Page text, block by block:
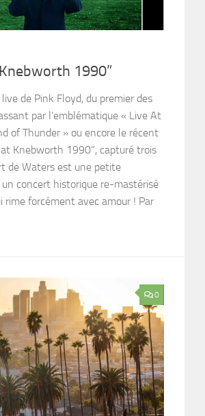
1990”
de Pink Floyd, du premier des
par l’emblématique « Live At
of Thunder » ou encore le récent
Knebworth 1990”, capturé trois
de Waters est une petite
concert historique re-mastérisé
forcément avec amour ! Par
0